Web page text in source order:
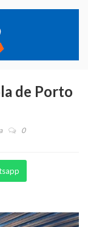
de Porto
0